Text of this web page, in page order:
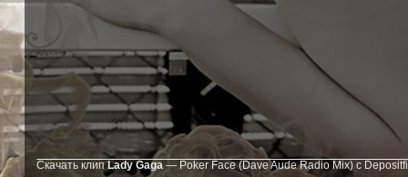
Скачать клипLady Gaga — Poker Face (Dave Aude Radio Mix) с